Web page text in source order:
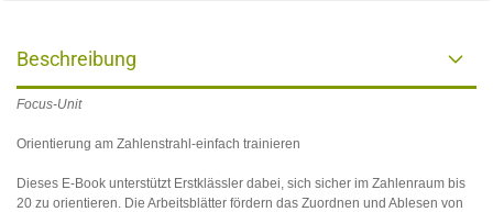
Beschreibung
Focus-Unit
Orientierung am Zahlenstrahl-einfach trainieren
Dieses E-Book unterstützt Erstklässler dabei, sich sicher im Zahlenraum bis
20 zu orientieren. Die Arbeitsblätter fördern das Zuordnen und Ablesen von